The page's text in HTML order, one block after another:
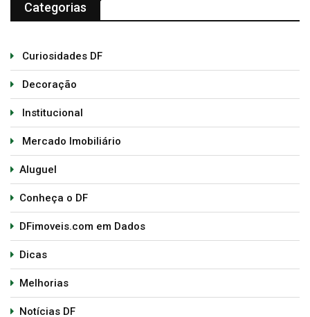
Categorias
Curiosidades DF
Decoração
Institucional
Mercado Imobiliário
Aluguel
Conheça o DF
DFimoveis.com em Dados
Dicas
Melhorias
Notícias DF